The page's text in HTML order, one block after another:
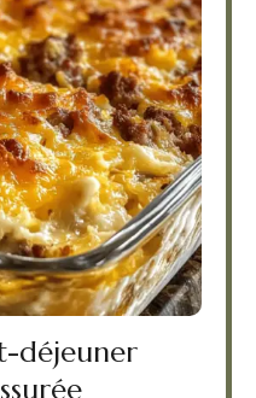
déjeuner